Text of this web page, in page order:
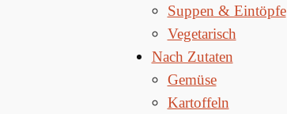
Suppen & Eintöpfe
Vegetarisch
Nach Zutaten
Gemüse
Kartoffeln